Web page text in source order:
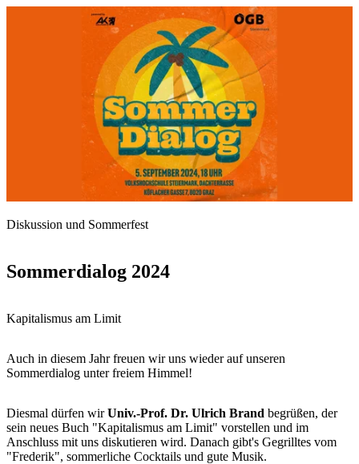
Diskussion und Sommerfest
Sommerdialog 2024
Kapitalismus am Limit
Auch in diesem Jahr freuen wir uns wieder auf unseren
Sommerdialog unter freiem Himmel!
Diesmal dürfen wirUniv.-Prof. Dr. Ulrich Brand begrüßen, der
sein neues Buch "Kapitalismus am Limit" vorstellen und im
Anschluss mit uns diskutieren wird. Danach gibt's Gegrilltes vom
"Frederik", sommerliche Cocktails und gute Musik.